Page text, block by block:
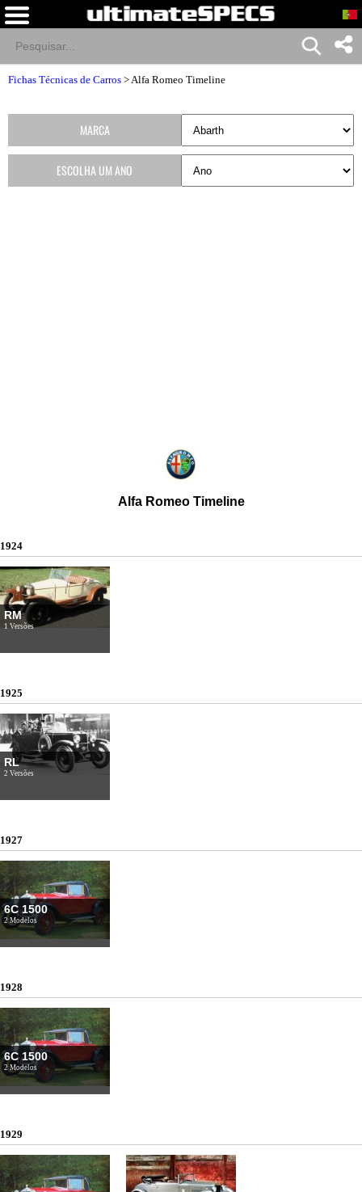
Fichas Técnicas de Carros >Alfa Romeo Timeline
Alfa Romeo Timeline
1924
RM
1 Versões
1925
RL
2 Versões
1927
6C 1500
2 Modelos
1928
6C 1500
2 Modelos
1929
MARCA
ESCOLHA UM ANO